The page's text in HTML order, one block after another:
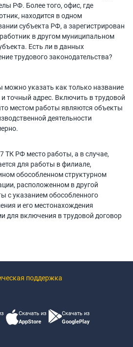
РФ. Более того, офис, где
находится в одном
субъекта РФ, а зарегистрирован
в другом муниципальном
Есть ли в данных
трудового законодательства?
можно указать как только название
и точный адрес. Включить в трудовой
местом работы являются объекты
деятельности
ТК РФ место работы, а в случае,
для работы в филиале,
обособленном структурном
расположенном в другой
с указанием обособленного
и его местонахождения
для включения в трудовой договор
поддержка
Скачать из
AppStore
Скачать из
GooglePlay